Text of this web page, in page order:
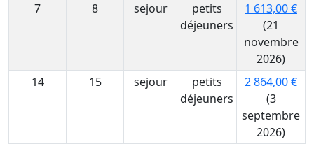
7 8 sejour
petits
déjeuners
1 613,00 €
(21
novembre
2026)
14
15 sejour
petits
déjeuners
2 864,00 €
(3
septembre
2026)